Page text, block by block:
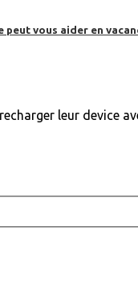
peut vous aider en
leur device